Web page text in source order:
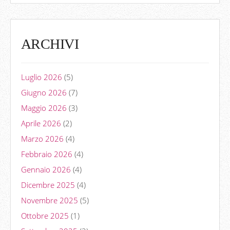
ARCHIVI
Luglio 2026 (5)
Giugno 2026 (7)
Maggio 2026 (3)
Aprile 2026 (2)
Marzo 2026 (4)
Febbraio 2026 (4)
Gennaio 2026 (4)
Dicembre 2025 (4)
Novembre 2025 (5)
Ottobre 2025 (1)